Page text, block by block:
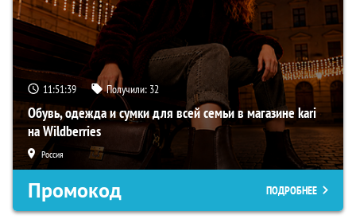
11:51:38 Получили: 32
Обувь, одежда и сумки для всей семьи в магазине kari
на Wildberries
Россия
Промокод ПОДРОБНЕЕ